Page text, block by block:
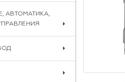
АВТОМАТИКА,